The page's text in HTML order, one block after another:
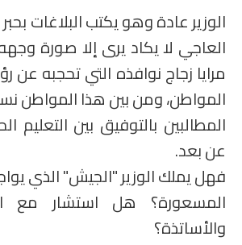
أطر
الإدارة
امتحانات
التفتيش
باكالوريا
التعليم عن
الوزير عادة وهو يكتب البلاغات
العاجي لا يكاد يرى إلا صورة
مرايا زجاج نوافذه التي تحجبه عن
المواطن، ومن بين هذا المواطن
المطالبين بالتوفيق بين التعليم
عن بعد.
فهل يملك الوزير "الجيش" الذي
المسعورة؟ هل استشار مع
والأساتذة؟